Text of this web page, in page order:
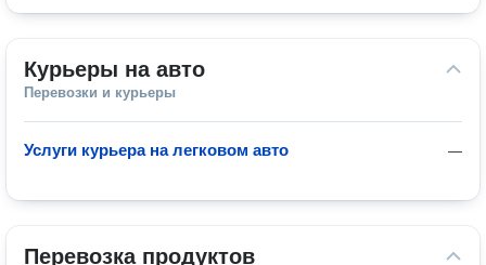
Курьеры на авто
Перевозки и курьеры
—
Услуги курьера на легковом авто
Перевозка продуктов